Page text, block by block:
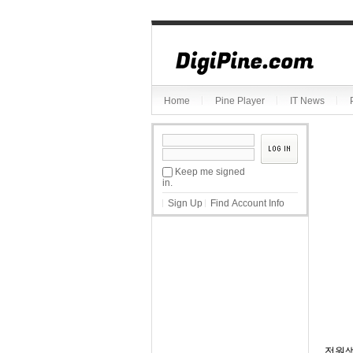
Home Pine Player IT News
Keep me signed
in.
Sign Up
Find Account Info